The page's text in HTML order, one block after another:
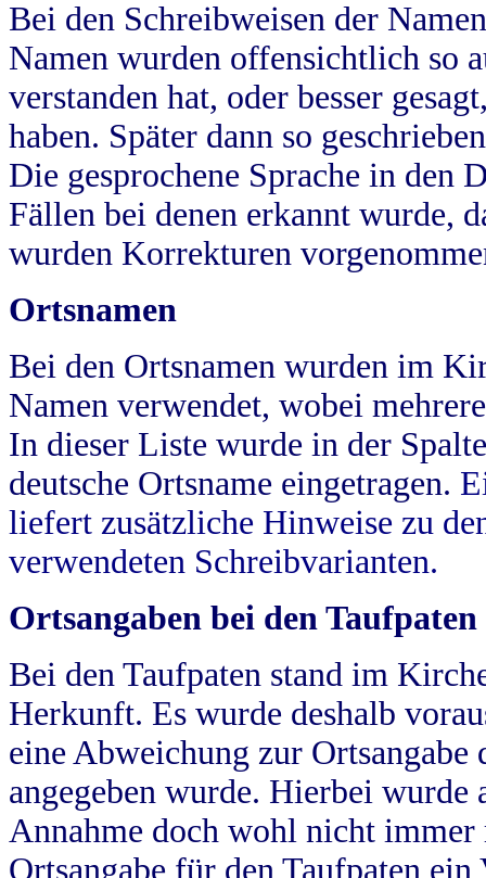
Bei den Schreibweisen der
Namen wurden offensichtlich so
verstanden hat, oder besser
haben. Später dann so
Die gesprochene Sprache in
Fällen bei denen erkannt wurde,
wurden Korrekturen
Ortsnamen
Bei den Ortsnamen wurden im
Namen verwendet, wobei
In dieser Liste wurde in der
deutsche Ortsname eingetragen.
liefert zusätzliche Hinweise zu
verwendeten Schreibvarianten.
Ortsangaben bei den Taufpaten
Bei den Taufpaten stand im
Herkunft. Es wurde deshalb
eine Abweichung zur
angegeben wurde. Hierbei wurde
Annahme doch wohl nicht
Ortsangabe für den Taufpaten